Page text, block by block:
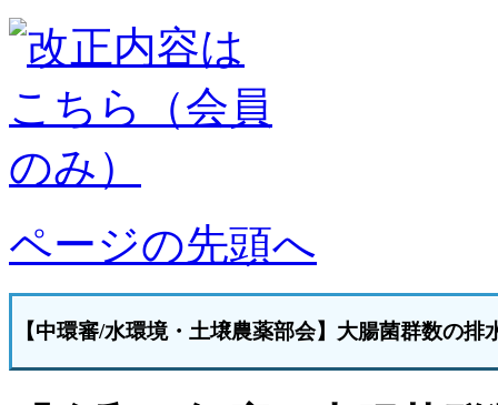
ページの先頭へ
【中環審/水環境・ 土壌農薬部会】大腸菌群数の排